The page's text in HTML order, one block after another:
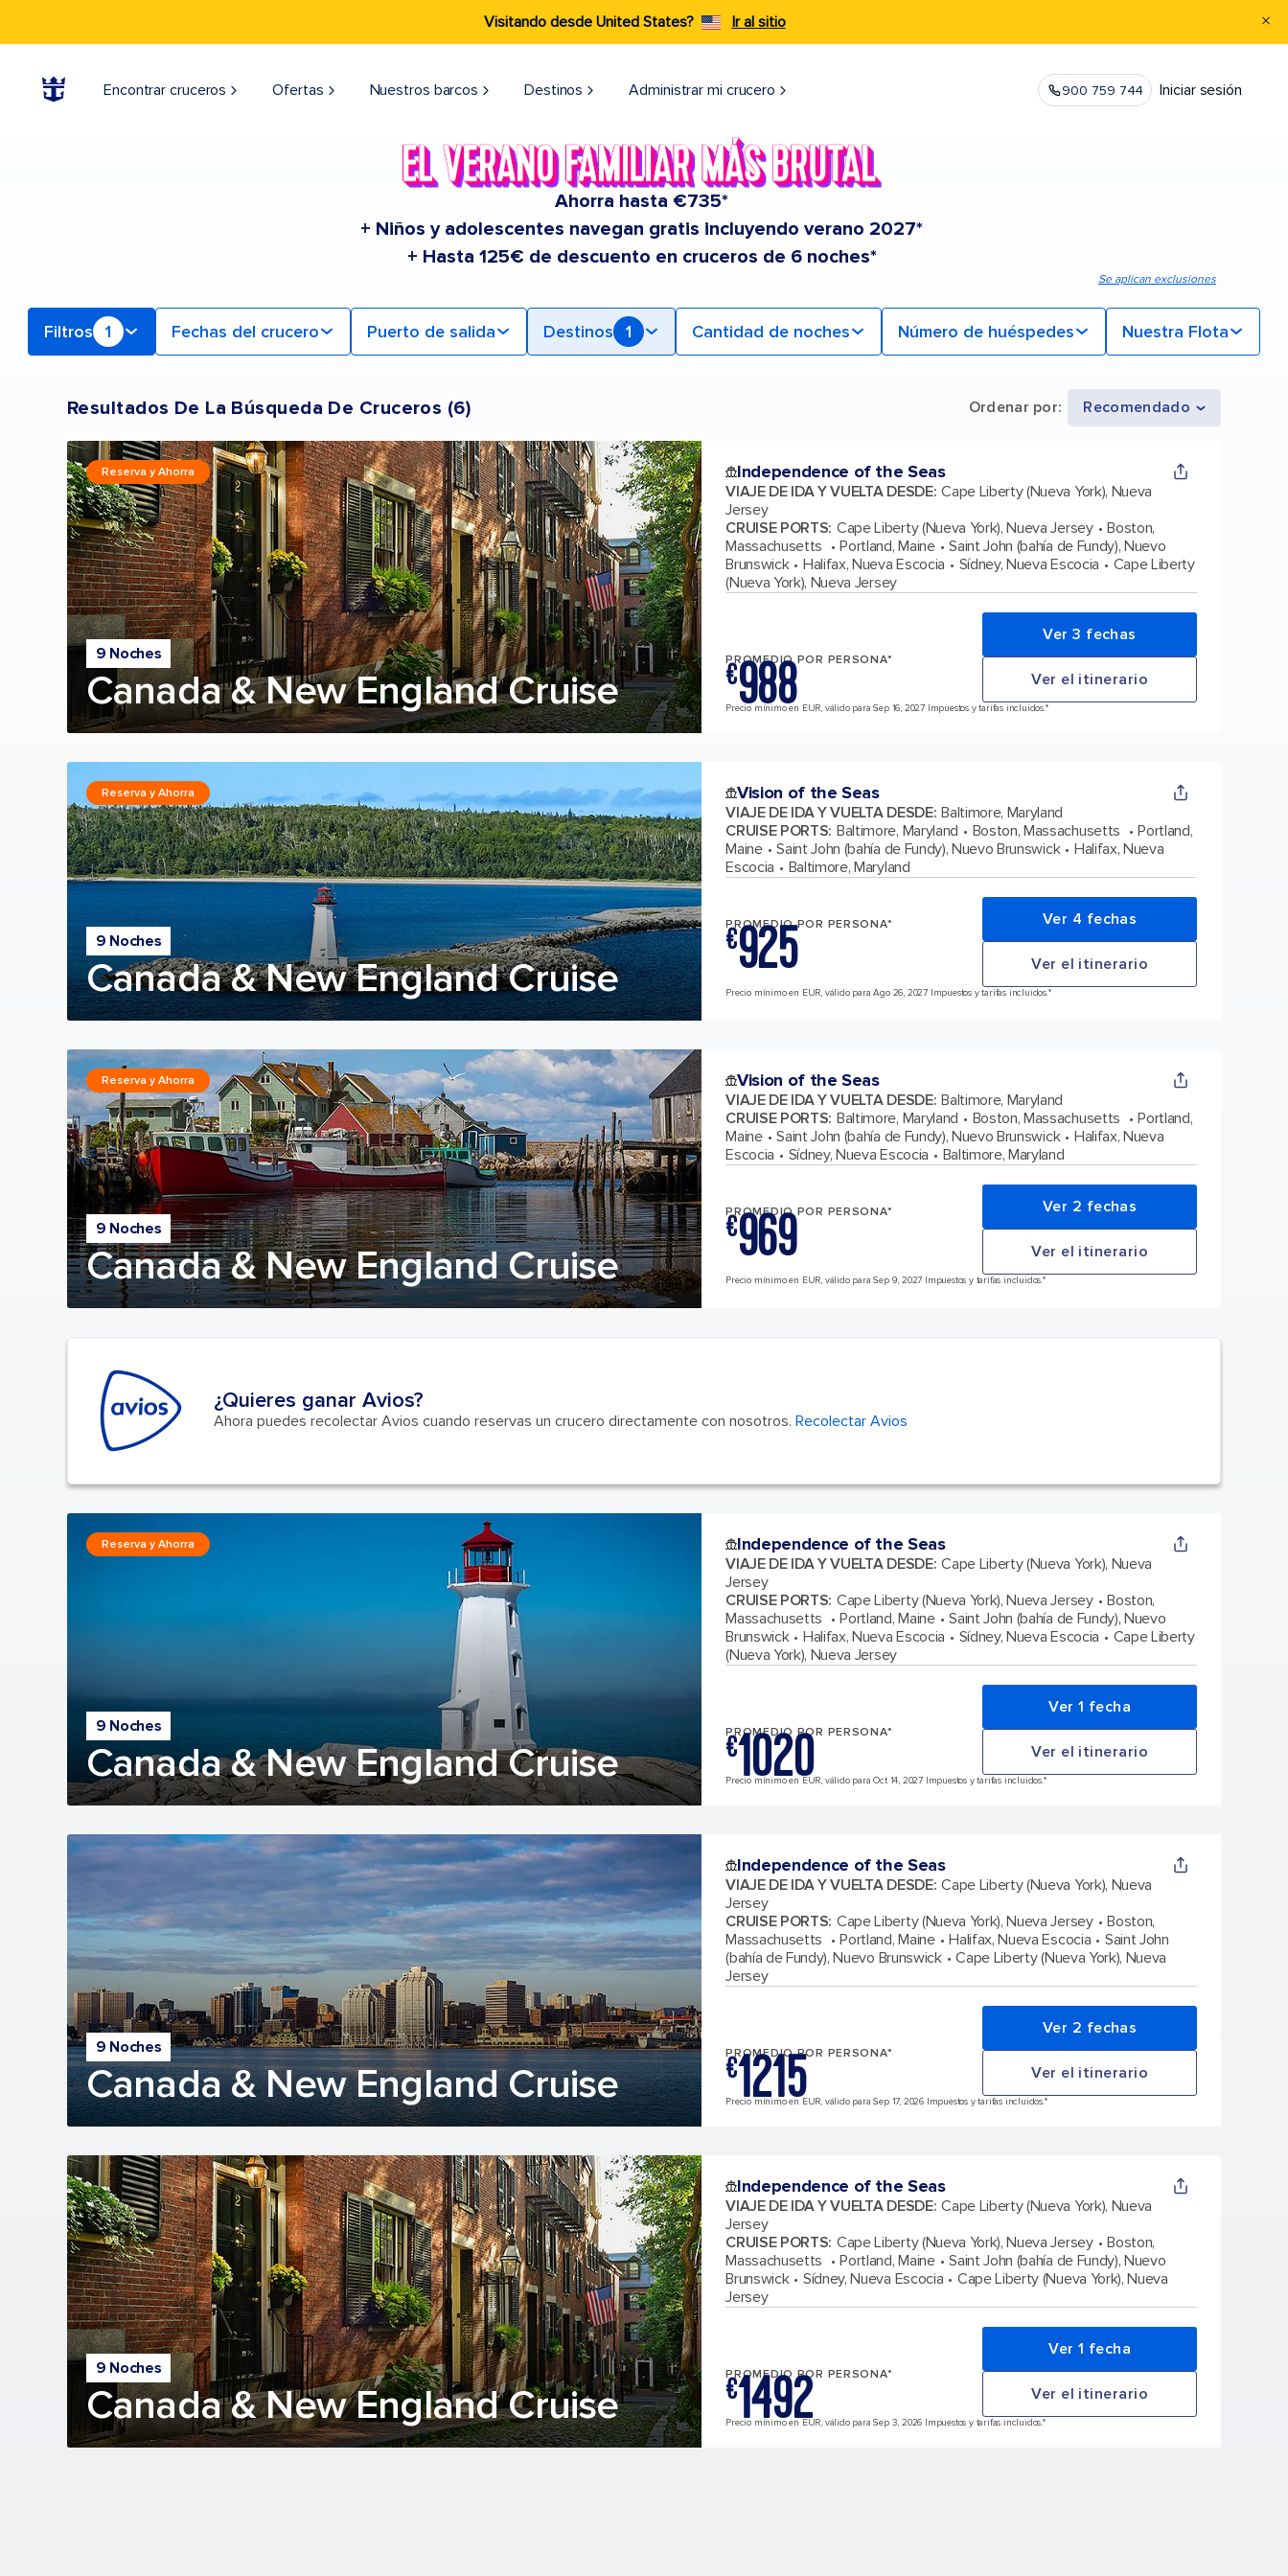
Visitando desde United States? Ir al sitio
Encontrar cruceros Ofertas Nuestros barcos Destinos Administrar mi crucero 900 759 744 Iniciar sesión
Ahorra hasta €735*
+ Niños y adolescentes navegan gratis incluyendo verano 2027*
+ Hasta 125€ de descuento en cruceros de 6 noches*
Se aplican exclusiones
Filtros 1 Fechas del crucero Puerto de salida Destinos 1 Cantidad de noches Número de huéspedes Nuestra Flota
Resultados De La Búsqueda De Cruceros (6) Ordenar por: Recomendado
9 Noches
Canada & New England Cruise
Reserva y Ahorra Independence of the Seas
VIAJE DE IDA Y VUELTA DESDE: Cape Liberty (Nueva York), Nueva
Jersey
CRUISE PORTS: Cape Liberty (Nueva York), Nueva Jersey
Boston,
Massachusetts
Portland, Maine
Saint John (bahía de Fundy), Nuevo
Brunswick
Halifax, Nueva Escocia Sídney, Nueva Escocia
Cape Liberty
(Nueva York), Nueva Jersey
PROMEDIO POR PERSONA*
€988
Ver 3 fechas
Ver el itinerario
Precio mínimo en EUR, válido para Sep 16, 2027 Impuestos y tarifas incluidos.*
9 Noches
Canada & New England Cruise
Reserva y Ahorra Vision of the Seas
VIAJE DE IDA Y VUELTA DESDE: Baltimore, Maryland
CRUISE PORTS: Baltimore, Maryland Boston, Massachusetts
Portland,
Maine
Saint John (bahía de Fundy), Nuevo Brunswick
Halifax, Nueva
Escocia
Baltimore, Maryland
PROMEDIO POR PERSONA*
€925 Ver 4 fechas
Ver el itinerario
Precio mínimo en EUR, válido para Ago 26, 2027 Impuestos y tarifas incluidos.*
9 Noches
Canada & New England Cruise
Reserva y Ahorra Vision of the Seas
VIAJE DE IDA Y VUELTA DESDE: Baltimore, Maryland
CRUISE PORTS: Baltimore, Maryland Boston, Massachusetts
Portland,
Maine
Saint John (bahía de Fundy), Nuevo Brunswick
Halifax, Nueva
Escocia
Sídney, Nueva Escocia Baltimore, Maryland
PROMEDIO POR PERSONA*
€969 Ver 2 fechas
Ver el itinerario
Precio mínimo en EUR, válido para Sep 9, 2027 Impuestos y tarifas incluidos.*
¿Quieres ganar Avios?
Ahora puedes recolectar Avios cuando reservas un crucero directamente con nosotros. Recolectar Avios
9 Noches
Canada & New England Cruise
Reserva y Ahorra Independence of the Seas
VIAJE DE IDA Y VUELTA DESDE: Cape Liberty (Nueva York), Nueva
Jersey
CRUISE PORTS: Cape Liberty (Nueva York), Nueva Jersey
Boston,
Massachusetts
Portland, Maine
Saint John (bahía de Fundy), Nuevo
Brunswick
Halifax, Nueva Escocia Sídney, Nueva Escocia
Cape Liberty
(Nueva York), Nueva Jersey
PROMEDIO POR PERSONA*
€1020
Ver 1 fecha
Ver el itinerario
Precio mínimo en EUR, válido para Oct 14, 2027 Impuestos y tarifas incluidos.*
9 Noches
Canada & New England Cruise
Independence of the Seas
VIAJE DE IDA Y VUELTA DESDE: Cape Liberty (Nueva York), Nueva
Jersey
CRUISE PORTS: Cape Liberty (Nueva York), Nueva Jersey
Boston,
Massachusetts
Portland, Maine Halifax, Nueva Escocia
Saint John
(bahía de Fundy), Nuevo Brunswick
Cape Liberty (Nueva York), Nueva
Jersey
PROMEDIO POR PERSONA*
€1215
Ver 2 fechas
Ver el itinerario
Precio mínimo en EUR, válido para Sep 17, 2026 Impuestos y tarifas incluidos.*
9 Noches
Canada & New England Cruise
Independence of the Seas
VIAJE DE IDA Y VUELTA DESDE: Cape Liberty (Nueva York), Nueva
Jersey
CRUISE PORTS: Cape Liberty (Nueva York), Nueva Jersey
Boston,
Massachusetts
Portland, Maine
Saint John (bahía de Fundy), Nuevo
Brunswick
Sídney, Nueva Escocia
Cape Liberty (Nueva York), Nueva
Jersey
PROMEDIO POR PERSONA*
€1492
Ver 1 fecha
Ver el itinerario
Precio mínimo en EUR, válido para Sep 3, 2026 Impuestos y tarifas incluidos.*